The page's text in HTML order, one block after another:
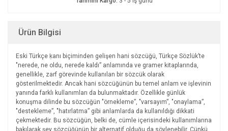
Ürün Bilgisi
Eski Türkçe ḳanı biçiminden gelişen hani sözcüğü, Türkçe Sözlük’te
"nerede, ne oldu, nerede kaldı” anlamında ve gramer kitaplarında,
genellikle, zarf görevinde kullanılan bir sözcük olarak
gösterilmektedir. Ancak hani sözcüğünün bu temel anlam ve işlevinin
yanında farklı kullanımları da bulunmaktadır. Özellikle günlük
konuşma dilinde bu sözcüğün "örnekleme”, "varsayım”, "onaylama”,
"destekleme”, "hatırlatma” gibi anlamlarda da kullanıldığı dikkati
çekmektedir. Bu sözcüğün, belki de, cümle içerisindeki kullanımlarına
bakılarak şey sözcüğünün bir alternatif olduğu da söylenebilir. Çünkü